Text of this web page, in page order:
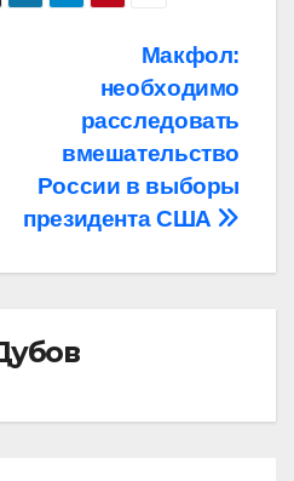
Макфол:
необходимо
расследовать
вмешательство
России в выборы
президента США